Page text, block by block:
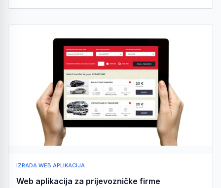
IZRADA WEB APLIKACIJA
Web aplikacija za prijevozničke firme